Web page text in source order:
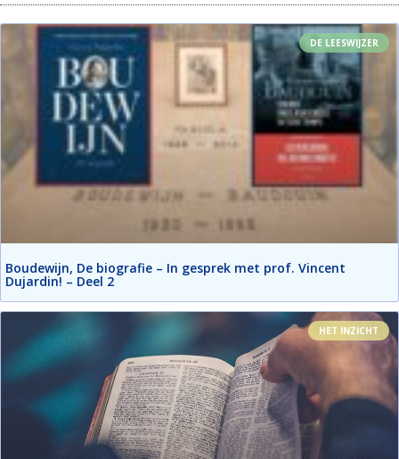
DE LEESWIJZER
Boudewijn, De biografie – In gesprek met prof. Vincent
Dujardin! – Deel 2
HET INZICHT